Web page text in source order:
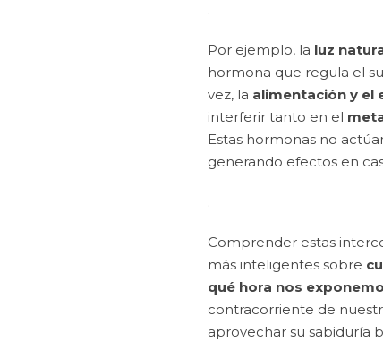
.
Por ejemplo, la luz
hormona que regula el
vez, la alimentación y el
interferir tanto en el
Estas hormonas no
generando efectos en
.
Comprender estas
más inteligentes sobre
qué hora nos
contracorriente de
aprovechar su sabiduría